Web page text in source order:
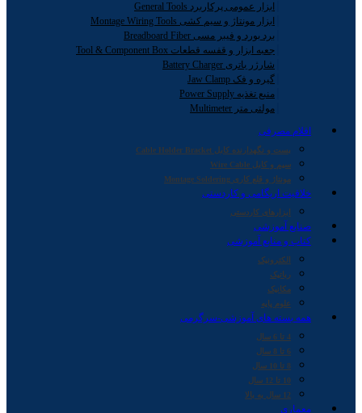
ابزار عمومی پرکاربرد General Tools
ابزار مونتاژ و سیم کشی Montage Wiring Tools
برد بورد و فیبر مسی Breadboard Fiber
جعبه ابزار و قفسه قطعات Tool & Component Box
شارژر باتری Battery Charger
گیره و فک Jaw Clamp
منبع تغذیه Power Supply
مولتی متر Multimeter
اقلام مصرفی
بست و نگهدارنده کابل Cable Holder Bracket
سیم و کابل Wire Cable
مونتاژ و قلع کاری Montage Soldering
خلاقیت اریگامی و کاردستی
ابزارهای کاردستی
صنایع آموزشی
کتاب و منابع آموزشی
الکترونیک
رباتیک
مکانیک
علوم پایه
همه بسته های آموزشی-سرگرمی
4 تا 6 سال
6 تا 8 سال
8 تا 10 سال
10 تا 12 سال
12 سال به بالا
معماری